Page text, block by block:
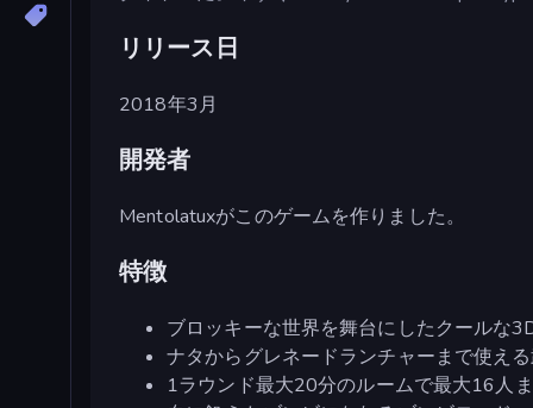
リリース日
2018年3月
開発者
Mentolatuxがこのゲームを作りました。
特徴
ブロッキーな世界を舞台にしたクールな
ナタからグレネードランチャーまで使え
1ラウンド最大20分のルームで最大16人